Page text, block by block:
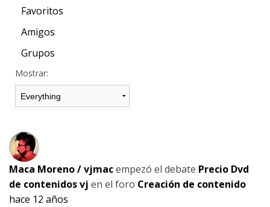
Favoritos
Amigos
Grupos
Mostrar:
Maca Moreno / vjmacempezó el debate Precio Dvd
de contenidos vj en el foro Creación de contenido
hace 12 años